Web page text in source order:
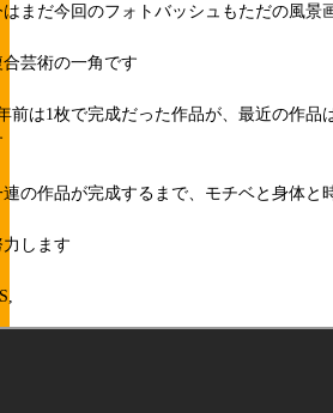
はまだ今回のフォトバッシュもただの風
合芸術の一角です
前は1枚で完成だった作品が、最近の作品
連の作品が完成するまで、モチベと身体と
力します